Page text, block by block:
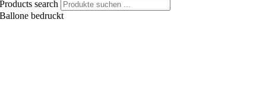
Products search
Ballone bedruckt